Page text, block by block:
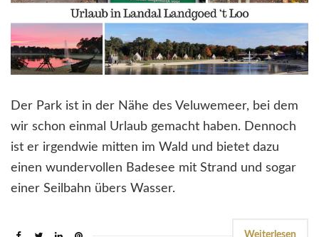
Der Park ist in der Nähe des Veluwemeer, bei dem
wir schon einmal Urlaub gemacht haben. Dennoch
ist er irgendwie mitten im Wald und bietet dazu
einen wundervollen Badesee mit Strand und sogar
einer Seilbahn übers Wasser.
Weiterlesen